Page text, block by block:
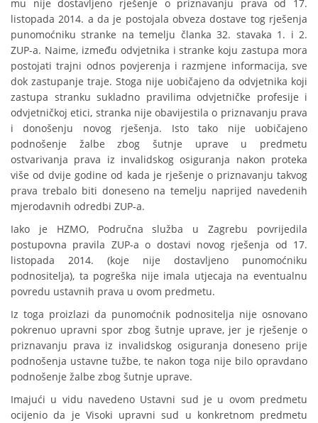
mu nije dostavljeno rješenje o priznavanju prava od 17.
listopada 2014. a da je postojala obveza dostave tog rješenja
punomoćniku stranke na temelju članka 32. stavaka 1. i 2.
ZUP-a. Naime, između odvjetnika i stranke koju zastupa mora
postojati trajni odnos povjerenja i razmjene informacija, sve
dok zastupanje traje. Stoga nije uobičajeno da odvjetnika koji
zastupa stranku sukladno pravilima odvjetničke profesije i
odvjetničkoj etici, stranka nije obavijestila o priznavanju prava
i donošenju novog rješenja. Isto tako nije uobičajeno
podnošenje žalbe zbog šutnje uprave u predmetu
ostvarivanja prava iz invalidskog osiguranja nakon proteka
više od dvije godine od kada je rješenje o priznavanju takvog
prava trebalo biti doneseno na temelju naprijed navedenih
mjerodavnih odredbi ZUP-a.
Iako je HZMO, Područna služba u Zagrebu povrijedila
postupovna pravila ZUP-a o dostavi novog rješenja od 17.
listopada 2014. (koje nije dostavljeno punomoćniku
podnositelja), ta pogreška nije imala utjecaja na eventualnu
povredu ustavnih prava u ovom predmetu.
Iz toga proizlazi da punomoćnik podnositelja nije osnovano
pokrenuo upravni spor zbog šutnje uprave, jer je rješenje o
priznavanju prava iz invalidskog osiguranja doneseno prije
podnošenja ustavne tužbe, te nakon toga nije bilo opravdano
podnošenje žalbe zbog šutnje uprave.
Imajući u vidu navedeno Ustavni sud je u ovom predmetu
ocijenio da je Visoki upravni sud u konkretnom predmetu